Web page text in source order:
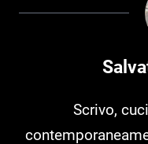
Scrivo,